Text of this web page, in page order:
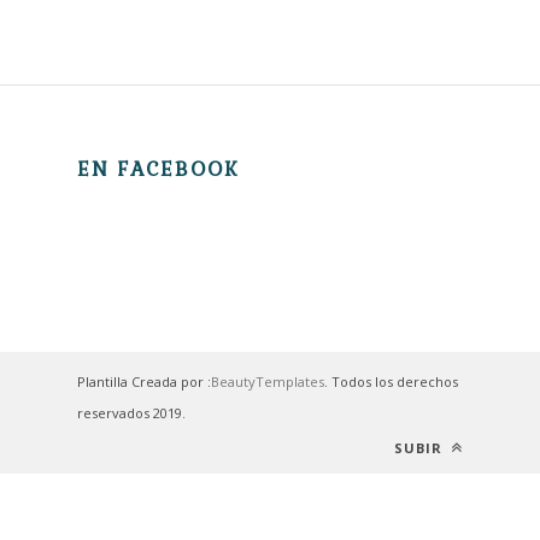
EN FACEBOOK
Plantilla Creada por :BeautyTemplates. Todos los derechos
reservados 2019.
SUBIR